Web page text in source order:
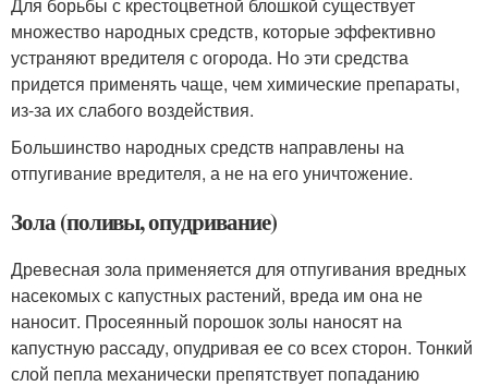
множество народных средств, которые эффективно
устраняют вредителя с огорода. Но эти средства
придется применять чаще, чем химические препараты,
из-за их слабого воздействия.
Большинство народных средств направлены на
отпугивание вредителя, а не на его уничтожение.
Зола (поливы, опудривание)
Древесная зола применяется для отпугивания вредных
насекомых с капустных растений, вреда им она не
наносит. Просеянный порошок золы наносят на
капустную рассаду, опудривая ее со всех сторон. Тонкий
слой пепла механически препятствует попаданию